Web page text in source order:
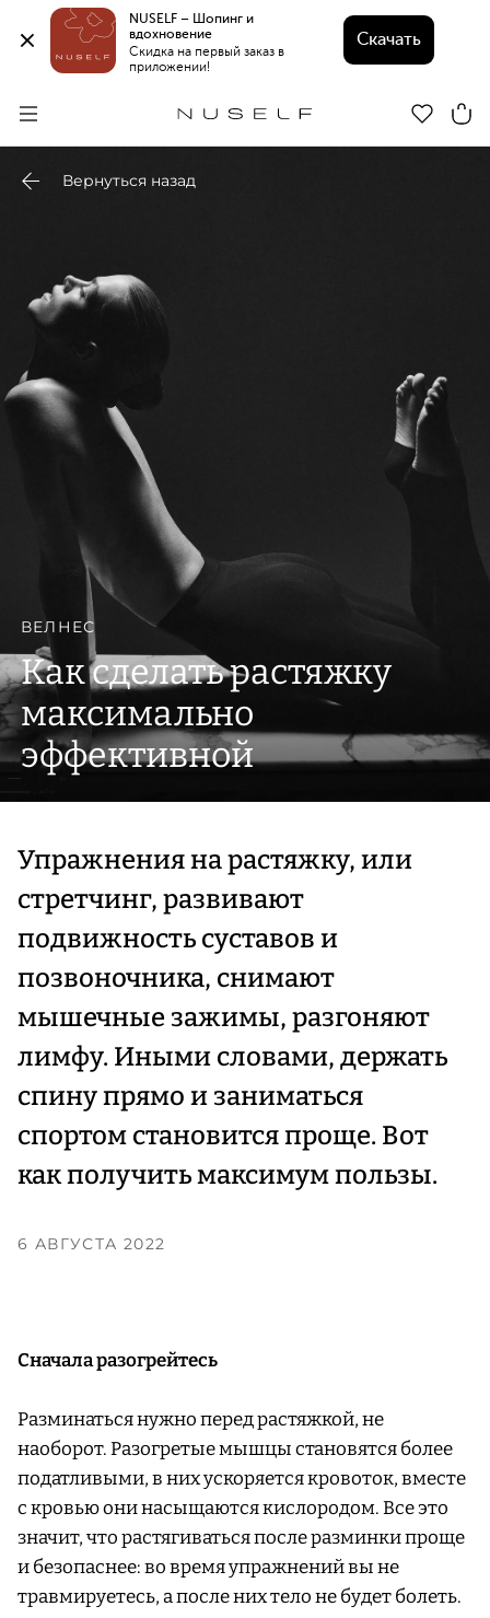
NUSELF – Шопинг и
вдохновение
Скидка на первый заказ в
приложении!
Скачать
Вернуться назад
ВЕЛНЕС
Как сделать растяжку
максимально
эффективной
Упражнения на растяжку, или
стретчинг, развивают
подвижность суставов и
позвоночника, снимают
мышечные зажимы, разгоняют
лимфу. Иными словами, держать
спину прямо и заниматься
спортом становится проще. Вот
как получить максимум пользы.
6 АВГУСТА 2022
Сначала разогрейтесь
Разминаться нужно перед растяжкой, не
наоборот. Разогретые мышцы становятся более
податливыми, в них ускоряется кровоток, вместе
с кровью они насыщаются кислородом. Все это
значит, что растягиваться после разминки проще
и безопаснее: во время упражнений вы не
травмируетесь, а после них тело не будет болеть.